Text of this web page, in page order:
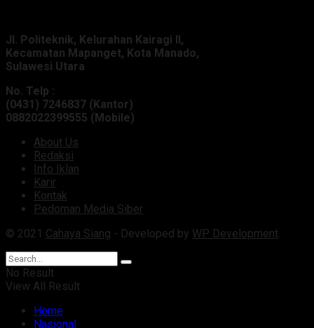
Jl. Politeknik, Kelurahan Kairagi II,
Kecamatan Mapanget, Kota Manado,
Sulawesi Utara
No. Telp :
(0431) 7246837 (Kantor)
0882022399555 (Mobile)
About Us
Redaksi
Info Iklan
Karir
Kontak
Pedoman Media Siber
© 2021 Cahaya Siang - Developed by WP Development.
No Result
View All Result
Home
Nasional